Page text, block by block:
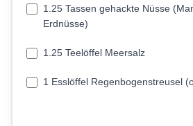
1.25 Tassen gehackte Nüsse
Erdnüsse)
1.25 Teelöffel Meersalz
1 Esslöffel Regenbogenstreusel